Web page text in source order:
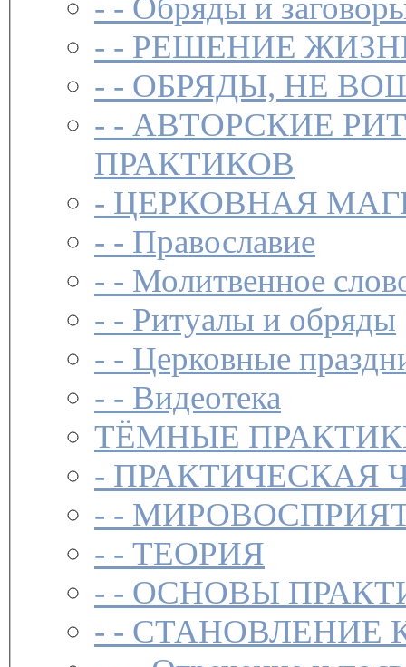
- - Обряды и
- - РЕШЕНИЕ
- - ОБРЯДЫ, НЕ
- - АВТОРСКИЕ
ПРАКТИКОВ
- ЦЕРКОВНАЯ
- - Православие
- - Молитвенное
- - Ритуалы и обряды
- - Церковные
- - Видеотека
ТЁМНЫЕ
- ПРАКТИЧЕСКАЯ
- -
- - ТЕОРИЯ
- - ОСНОВЫ
- - СТАНОВЛЕНИЕ